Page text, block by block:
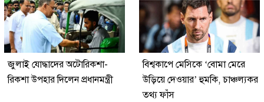
জুলাই যোদ্ধাদের অটোরিকশা-
রিকশা উপহার দিলেন প্রধানমন্ত্রী
বিশ্বকাপে মেসিকে ‘বোমা মেরে
উড়িয়ে দেওয়ার’ হুমকি, চাঞ্চল্যকর
তথ্য ফাঁস